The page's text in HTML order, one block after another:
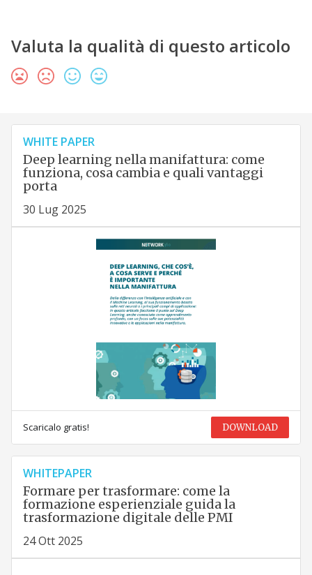
Valuta la qualità di questo articolo
WHITE PAPER
Deep learning nella manifattura: come
funziona, cosa cambia e quali vantaggi
porta
30 Lug 2025
Scaricalo gratis! DOWNLOAD
WHITEPAPER
Formare per trasformare: come la
formazione esperienziale guida la
trasformazione digitale delle PMI
24 Ott 2025